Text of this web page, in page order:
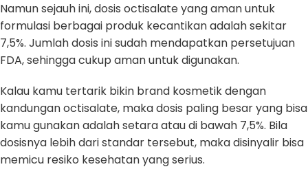
Namun sejauh ini, dosis octisalate yang aman untuk
formulasi berbagai produk kecantikan adalah sekitar
7,5%. Jumlah dosis ini sudah mendapatkan persetujuan
FDA, sehingga cukup aman untuk digunakan.
Kalau kamu tertarik bikin brand kosmetik dengan
kandungan octisalate, maka dosis paling besar yang bisa
kamu gunakan adalah setara atau di bawah 7,5%. Bila
dosisnya lebih dari standar tersebut, maka disinyalir bisa
memicu resiko kesehatan yang serius.